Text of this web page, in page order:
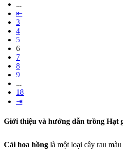
...
⇤
3
4
5
6
7
8
9
...
18
⇥
Giới thiệu và hướng dẫn trồng Hạt
Cải hoa hồng là một loại cây rau